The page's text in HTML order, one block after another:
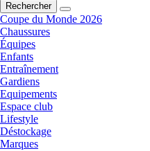
Rechercher
Coupe du Monde 2026
Chaussures
Équipes
Enfants
Entraînement
Gardiens
Equipements
Espace club
Lifestyle
Déstockage
Marques